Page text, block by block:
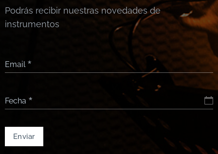
Podrás recibir nuestras novedades de
instrumentos
Email
Fecha
Enviar